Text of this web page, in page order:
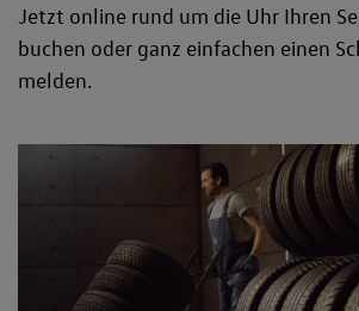
Jetzt online rund um die Uhr Ihren
buchen oder ganz einfachen einen
melden.